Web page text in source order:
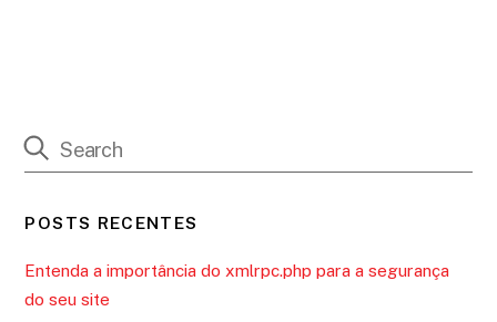
POSTS RECENTES
Entenda a importância do xmlrpc.php para a segurança
do seu site